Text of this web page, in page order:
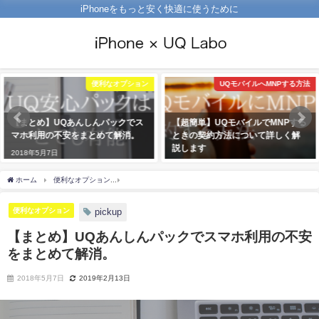
iPhoneをもっと安く快適に使うために
UQモバイルへMNPする方法
【超簡単】UQモバイルでMNPする
ときの契約方法について詳しく解
説します
UQの基礎知識
UQモバイルのメリット、これだけ
契約前に知っておけば大丈夫。
2018年3月15日
ホーム 便利なオプション
便利なオプション pickup
【まとめ】UQあんしんパックでスマホ利用の不安
をまとめて解消。
2018年5月7日 2019年2月13日